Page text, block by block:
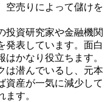
空売りによって儲けを
投資研究家や金融機関
発表しています。面白
かなり役立ちます。
は潜んでいるし、元本
資産が一気に減少して
す。